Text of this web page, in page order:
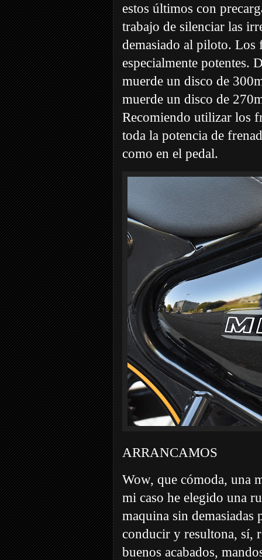
estos últimos con
trabajo de silenciar las
demasiado al piloto. Los
especialmente potentes.
muerde un disco de
muerde un disco de
Recomiendo utilizar los
toda la potencia de
como en el pedal.
ARRANCAMOS
Wow, que cómoda, una
mi caso he elegido una
maquina sin demasiadas
conducir y resultona, sí,
buenos acabados,